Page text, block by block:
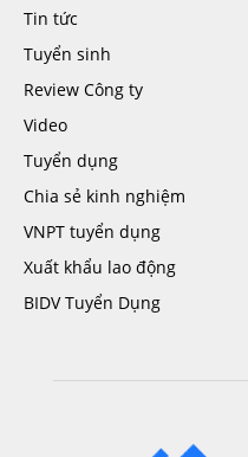
Tin tức
Tuyển sinh
Review Công ty
Video
Tuyển dụng
Chia sẻ kinh nghiệm
VNPT tuyển dụng
Xuất khẩu lao động
BIDV Tuyển Dụng